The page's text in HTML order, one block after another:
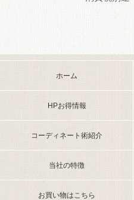
ホーム
HPお得情報
コーディネート術紹介
当社の特徴
お買い物はこちら